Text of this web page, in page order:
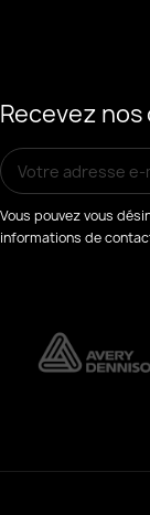
Recevez
Vous pouvez vous
informations de